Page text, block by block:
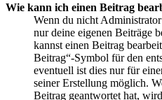
Wie kann ich einen Beitrag
Wenn du nicht
nur deine eigenen Beiträge
kannst einen Beitrag
Beitrag“-Symbol für den
eventuell ist dies nur für
seiner Erstellung möglich.
Beitrag geantwortet hat,